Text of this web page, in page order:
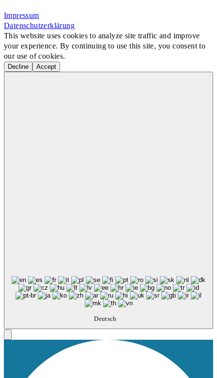
Impressum
Datenschutzerklärung
This website uses cookies to analyze site traffic and improve
your experience. By continuing to use this site, you consent to
our use of cookies.
Decline Accept
Deutsch